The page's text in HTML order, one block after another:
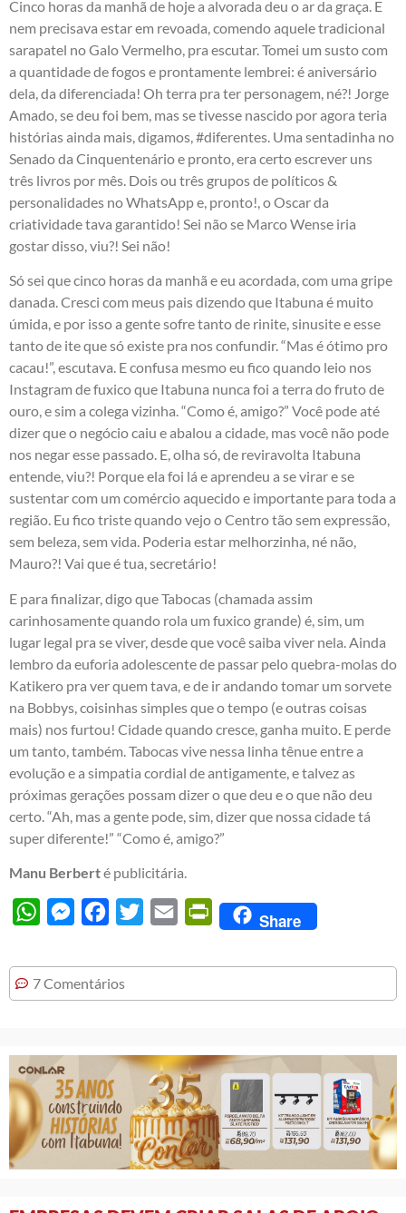
Cinco horas da manhã de hoje a alvorada deu o ar da graça. E
nem precisava estar em revoada, comendo aquele tradicional
sarapatel no Galo Vermelho, pra escutar. Tomei um susto com
a quantidade de fogos e prontamente lembrei: é aniversário
dela, da diferenciada! Oh terra pra ter personagem, né?! Jorge
Amado, se deu foi bem, mas se tivesse nascido por agora teria
histórias ainda mais, digamos, #diferentes. Uma sentadinha no
Senado da Cinquentenário e pronto, era certo escrever uns
três livros por mês. Dois ou três grupos de políticos &
personalidades no WhatsApp e, pronto!, o Oscar da
criatividade tava garantido! Sei não se Marco Wense iria
gostar disso, viu?! Sei não!
Só sei que cinco horas da manhã e eu acordada, com uma gripe
danada. Cresci com meus pais dizendo que Itabuna é muito
úmida, e por isso a gente sofre tanto de rinite, sinusite e esse
tanto de ite que só existe pra nos confundir. “Mas é ótimo pro
cacau!”, escutava. E confusa mesmo eu fico quando leio nos
Instagram de fuxico que Itabuna nunca foi a terra do fruto de
ouro, e sim a colega vizinha. “Como é, amigo?” Você pode até
dizer que o negócio caiu e abalou a cidade, mas você não pode
nos negar esse passado. E, olha só, de reviravolta Itabuna
entende, viu?! Porque ela foi lá e aprendeu a se virar e se
sustentar com um comércio aquecido e importante para toda a
região. Eu fico triste quando vejo o Centro tão sem expressão,
sem beleza, sem vida. Poderia estar melhorzinha, né não,
Mauro?! Vai que é tua, secretário!
E para finalizar, digo que Tabocas (chamada assim
carinhosamente quando rola um fuxico grande) é, sim, um
lugar legal pra se viver, desde que você saiba viver nela. Ainda
lembro da euforia adolescente de passar pelo quebra-molas do
Katikero pra ver quem tava, e de ir andando tomar um sorvete
na Bobbys, coisinhas simples que o tempo (e outras coisas
mais) nos furtou! Cidade quando cresce, ganha muito. E perde
um tanto, também. Tabocas vive nessa linha tênue entre a
evolução e a simpatia cordial de antigamente, e talvez as
próximas gerações possam dizer o que deu e o que não deu
certo. “Ah, mas a gente pode, sim, dizer que nossa cidade tá
super diferente!” “Como é, amigo?”
Manu Berberté publicitária.
WhatsAppMessengerFacebook
Twitter Email PrintFriendly
Share
7 Comentários